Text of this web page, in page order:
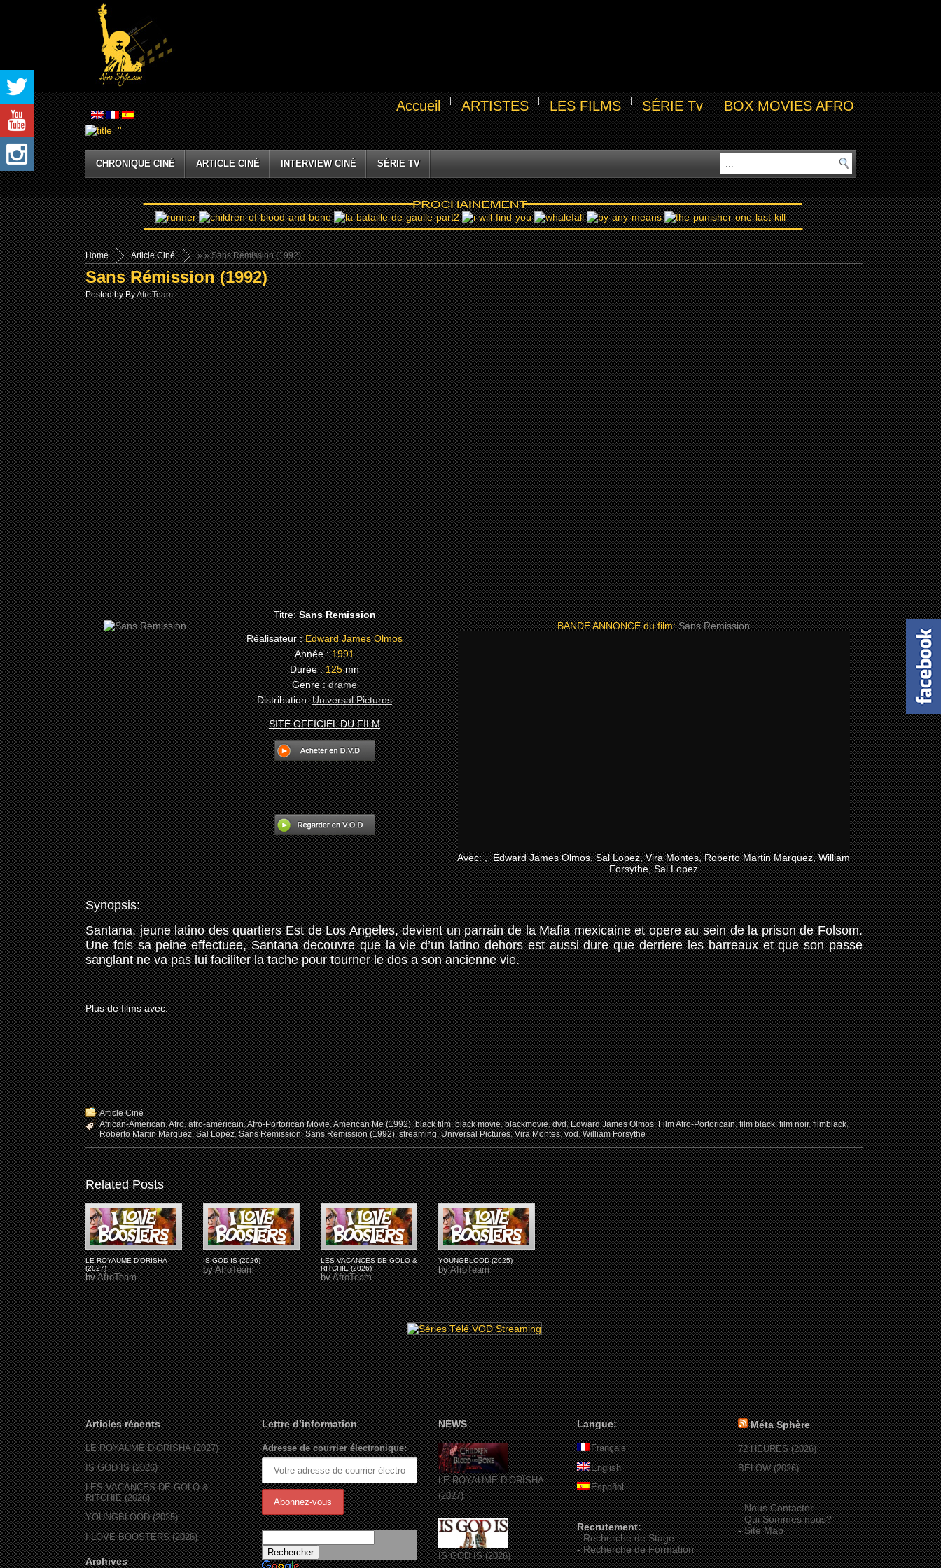
Accueil ARTISTES LES FILMS SÉRIE Tv BOX MOVIES AFRO
CHRONIQUE CINÉ ARTICLE CINÉ INTERVIEW CINÉ SÉRIE TV
Home »
Article Ciné » Sans Rémission (1992)
Sans Rémission (1992)
Posted by ByAfroTeam
Titre:Sans Remission
Réalisateur :Edward James Olmos
Année :1991
Durée :125mn
Genre :drame
Distribution: Universal Pictures
SITE OFFICIEL DU FILM
BANDE ANNONCE du film:Sans Remission
Avec: , Edward James Olmos, Sal Lopez, Vira Montes, Roberto Martin Marquez, William
Forsythe, Sal Lopez
Synopsis:
Santana, jeune latino des quartiers Est de Los Angeles, devient un parrain de la Mafia mexicaine et opere au sein de la prison de Folsom.
Une fois sa peine effectuee, Santana decouvre que la vie d’un latino dehors est aussi dure que derriere les barreaux et que son passe
sanglant ne va pas lui faciliter la tache pour tourner le dos a son ancienne vie.
Plus de films avec:
Article Ciné
African-American,Afro,afro-américain,Afro-Portorican Movie,American Me (1992),black film,black movie,blackmovie,dvd,Edward James Olmos,Film Afro-Portoricain,film black,film noir,filmblack,
Roberto Martin Marquez,Sal Lopez,Sans Remission,Sans Remission (1992),streaming,Universal Pictures,Vira Montes,vod,William Forsythe
Related Posts
LE ROYAUME D'ORÏSHA
(2027)
byAfroTeam
IS GOD IS (2026)
byAfroTeam
LES VACANCES DE GOLO &
RITCHIE (2026)
byAfroTeam
YOUNGBLOOD (2025)
byAfroTeam
Articles récents
LE ROYAUME D’ORÏSHA (2027)
IS GOD IS (2026)
LES VACANCES DE GOLO &
RITCHIE (2026)
YOUNGBLOOD (2025)
I LOVE BOOSTERS (2026)
Archives
Lettre d’information
Adresse de courrier électronique:
NEWS
LE ROYAUME D’ORÏSHA
(2027)
IS GOD IS (2026)
Langue:
Français
English
Español
Recrutement:
-Recherche de Stage
-Recherche de Formation
Méta Sphère
72 HEURES (2026)
BELOW (2026)
-Nous Contacter
-Qui Sommes nous?
-Site Map